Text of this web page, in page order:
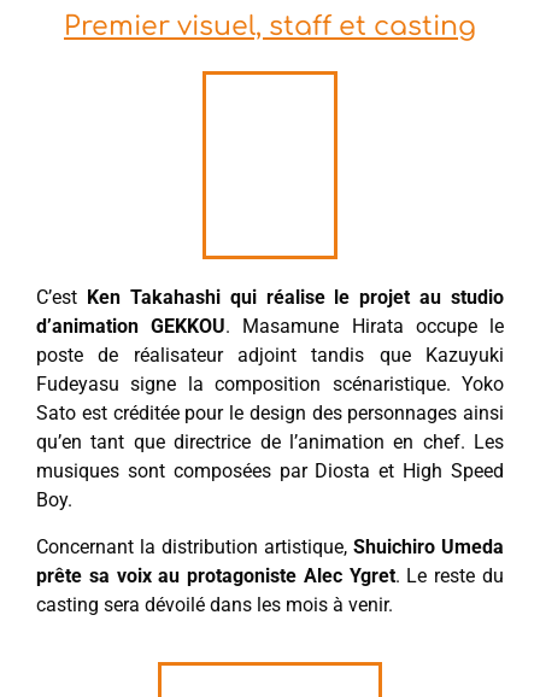
Premier visuel, staff et casting
C’est Ken Takahashi qui réalise le projet au studio
d’animation GEKKOU. Masamune Hirata occupe le
poste de réalisateur adjoint tandis que Kazuyuki
Fudeyasu signe la composition scénaristique. Yoko
Sato est créditée pour le design des personnages ainsi
qu’en tant que directrice de l’animation en chef. Les
musiques sont composées par Diosta et High Speed
Boy.
Concernant la distribution artistique, Shuichiro Umeda
prête sa voix au protagoniste Alec Ygret. Le reste du
casting sera dévoilé dans les mois à venir.